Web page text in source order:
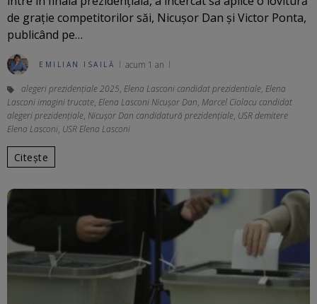
de grație competitorilor săi, Nicușor Dan și Victor Ponta,
publicând pe…
EMILIAN ISAILĂ acum 1 an
alegeri prezidențiale 2025, Elena Lasconi candidat prezidentiale, Elena
Lasconi imagini trucate, Elena Lasconi Nicușor Dan, Marcel Ciolacu candidat
alegeri prezidențiale, Nicușor Dan candidatură prezidențiale, USR demitere
Elena Lasconi, USR Elena Lasconi
Citește